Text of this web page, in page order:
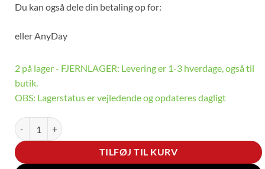
Du kan også dele din betaling op for:
ellerAnyDay
2 på lager - FJERNLAGER: Levering er 1-3 hverdage, også til
butik.
OBS: Lagerstatus er vejledende og opdateres dagligt
Dell Pro Max Tower T2 FCT2250 - tower antal
TILFØJ TIL KURV